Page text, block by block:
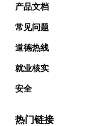
产品文档
常见问题
道德热线
就业核实
安全
热门链接